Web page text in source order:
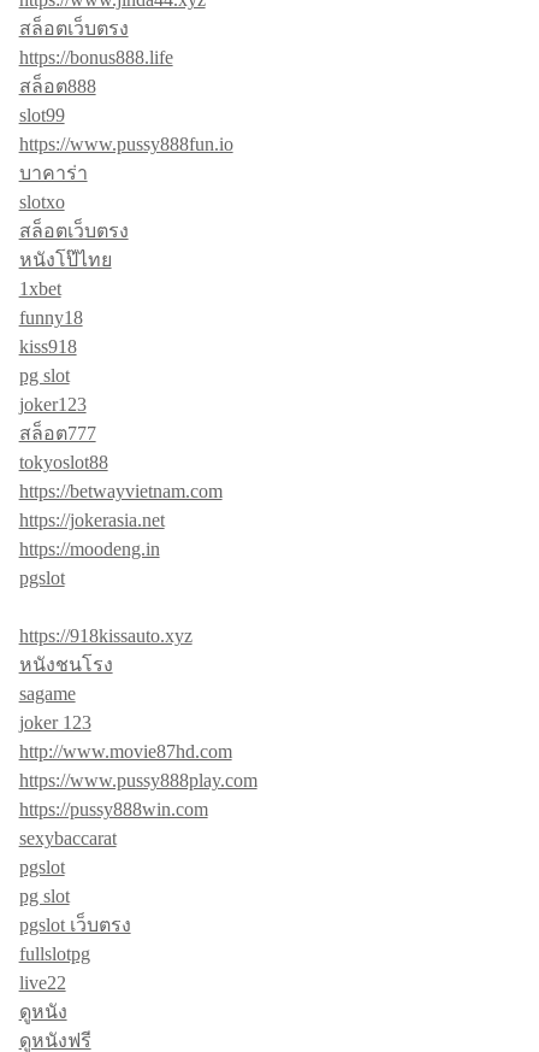
สล็อตเว็บตรง
https://bonus888.life
สล็อต888
slot99
https://www.pussy888fun.io
บาคาร่า
slotxo
สล็อตเว็บตรง
หนังโป๊ไทย
1xbet
funny18
kiss918
pg slot
joker123
สล็อต777
tokyoslot88
https://betwayvietnam.com
https://jokerasia.net
https://moodeng.in
pgslot
https://918kissauto.xyz
หนังชนโรง
sagame
joker 123
http://www.movie87hd.com
https://www.pussy888play.com
https://pussy888win.com
sexybaccarat
pgslot
pg slot
pgslot เว็บตรง
fullslotpg
live22
ดูหนัง
ดูหนังฟรี